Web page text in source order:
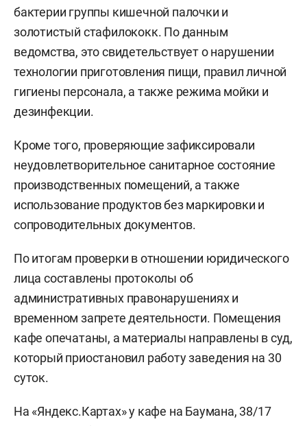
бактерии группы кишечной палочки и
золотистый стафилококк. По данным
ведомства, это свидетельствует о нарушении
технологии приготовления пищи, правил личной
гигиены персонала, а также режима мойки и
дезинфекции.
Кроме того, проверяющие зафиксировали
неудовлетворительное санитарное состояние
производственных помещений, а также
использование продуктов без маркировки и
сопроводительных документов.
По итогам проверки в отношении юридического
лица составлены протоколы об
административных правонарушениях и
временном запрете деятельности. Помещения
кафе опечатаны, а материалы направлены в суд,
который приостановил работу заведения на 30
суток.
На «Яндекс.Картах» у кафе на Баумана, 38/17